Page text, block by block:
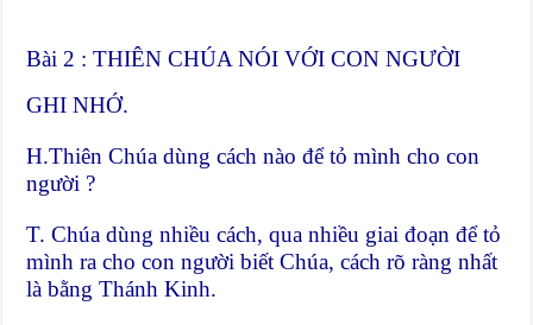
Bài 2 : THIÊN CHÚA NÓI VỚI CON NGƯỜI
GHI NHỚ.
H.Thiên Chúa dùng cách nào để tỏ mình cho con
người ?
T. Chúa dùng nhiều cách, qua nhiều giai đoạn để tỏ
mình ra cho con người biết Chúa, cách rõ ràng nhất
là bằng Thánh Kinh.